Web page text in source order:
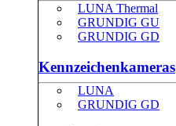
LUNA Thermal
GRUNDIG GU
GRUNDIG GD
Kennzeichenkameras
LUNA
GRUNDIG GD